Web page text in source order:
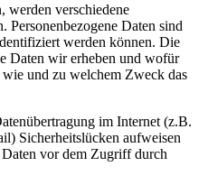
werden verschiedene
Personenbezogene Daten sind
werden können. Die
Daten wir erheben und wofür
und zu welchem Zweck das
im Internet (z.B.
Sicherheitslücken aufweisen
vor dem Zugriff durch